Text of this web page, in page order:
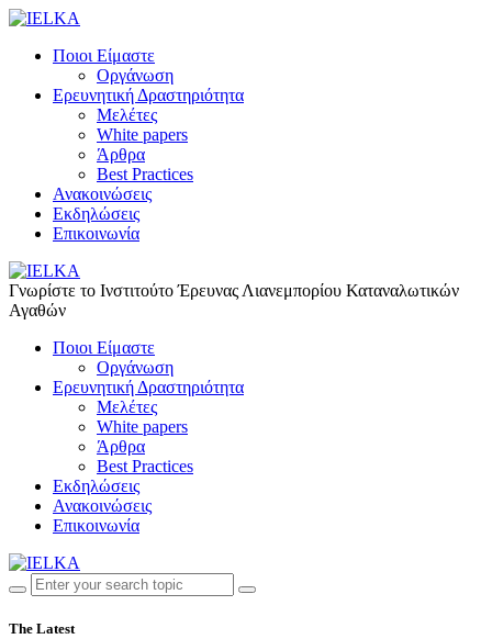
Ποιοι Είμαστε
Οργάνωση
Ερευνητική Δραστηριότητα
Μελέτες
White papers
Άρθρα
Best Practices
Ανακοινώσεις
Εκδηλώσεις
Επικοινωνία
Γνωρίστε το Iνστιτούτο Έρευνας Λιανεμπορίου Καταναλωτικών
Αγαθών
Ποιοι Είμαστε
Οργάνωση
Ερευνητική Δραστηριότητα
Μελέτες
White papers
Άρθρα
Best Practices
Εκδηλώσεις
Ανακοινώσεις
Επικοινωνία
The Latest